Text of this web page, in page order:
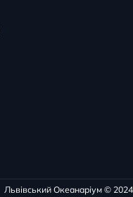
Львівський Океанаріум © 2024